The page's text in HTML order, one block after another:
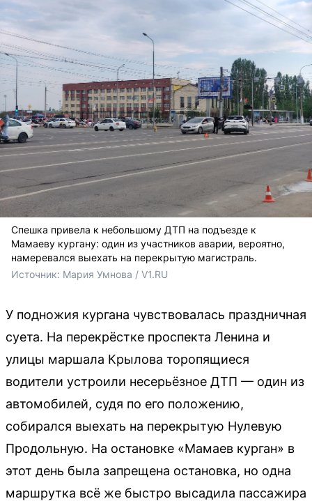
Спешка привела к небольшому ДТП на подъезде к
Мамаеву кургану: один из участников аварии, вероятно,
намеревался выехать на перекрытую магистраль.
Источник: Мария Умнова / V1.RU
У подножия кургана чувствовалась праздничная
суета. На перекрёстке проспекта Ленина и
улицы маршала Крылова торопящиеся
водители устроили несерьёзное ДТП — один из
автомобилей, судя по его положению,
собирался выехать на перекрытую Нулевую
Продольную. На остановке «Мамаев курган» в
этот день была запрещена остановка, но одна
маршрутка всё же быстро высадила пассажира